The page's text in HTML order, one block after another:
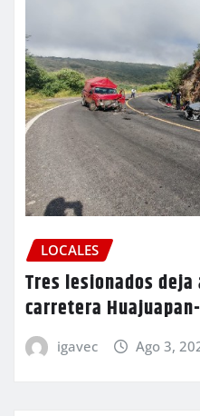
LOCALES
Tres lesionados
carretera
igavec Ago 3,